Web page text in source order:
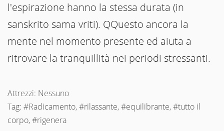
l'espirazione hanno la stessa durata (in
sanskrito sama vriti). QQuesto ancora la
mente nel momento presente ed aiuta a
ritrovare la tranquillità nei periodi stressanti.
Attrezzi: Nessuno
Tag: #Radicamento, #rilassante, #equilibrante, #tutto il
corpo, #rigenera